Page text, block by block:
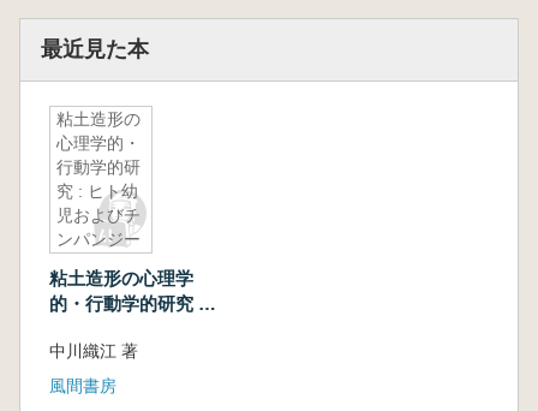
最近見た本
粘土造形の
心理学的・
行動学的研
究 : ヒト幼
児およびチ
ンパンジー
粘土造形の心理学
的・行動学的研究 :
パンジーの粘土遊び
中川織江 著
風間書房